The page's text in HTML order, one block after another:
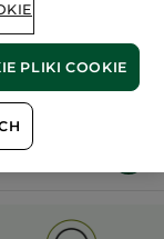
PLIKI COOKIE